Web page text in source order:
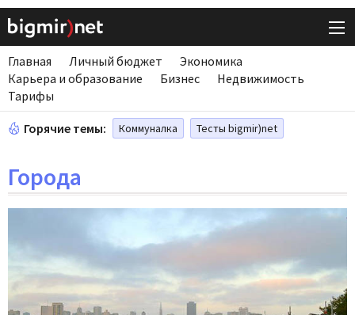
Главная Личный бюджет
Экономика
Карьера и образование
Бизнес
Недвижимость
Тарифы
Горячие темы: Коммуналка Тесты bigmir)net
Города